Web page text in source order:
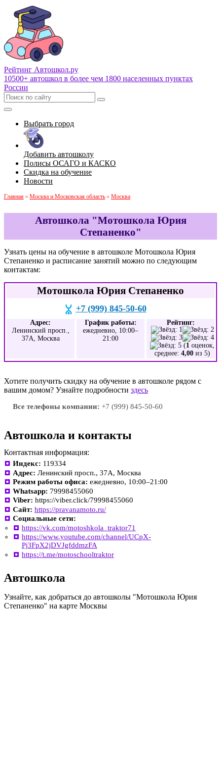
Рейтинг Автошкол.ру
10500+ автошкол в более чем 1800 населенных пунктах
России
Выбрать город
Добавить автошколу
Полисы ОСАГО и КАСКО
Скидка на обучение
Новости
Главная » Москва и Московская область » Москва
Автошкола "Мотошкола Юрия
Степаненко"
Узнать цены на обучение в автошколе Мотошкола Юрия
Степаненко и расписание занятий можно по следующим
контактам:
Мотошкола Юрия Степаненко
+7 (999) 845-50-60
Адрес:
Ленинский просп.,
37А, Москва
График работы:
ежедневно, 10:00–
21:00
Рейтинг:
(1 оценок,
среднее: 4,00 из 5)
Хотите получить скидку на обучение в автошколе рядом с
вашим домом? Узнайте подробности здесь
Все телефоны компании: +7 (999) 845-50-60
Автошкола и контакты
Контактная информация:
Индекс: 119334
Адрес: Ленинский просп., 37А, Москва
Режим работы офиса: ежедневно, 10:00–21:00
Whatsapp: 79998455060
Viber: https://viber.click/79998455060
Сайт: https://pravanamoto.ru/
Социальные сети:
https://vk.com/motoshkola_traktor71
https://www.youtube.com/channel/UCpX-
Pj3FpX2jDVJgfddmzFA
https://t.me/motoschooltraktor
Автошкола
Узнайте, как добраться до автошколы "Мотошкола Юрия
Степаненко" на карте Москвы